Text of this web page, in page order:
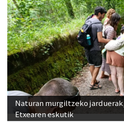
Naturan murgiltzeko
Etxearen eskutik